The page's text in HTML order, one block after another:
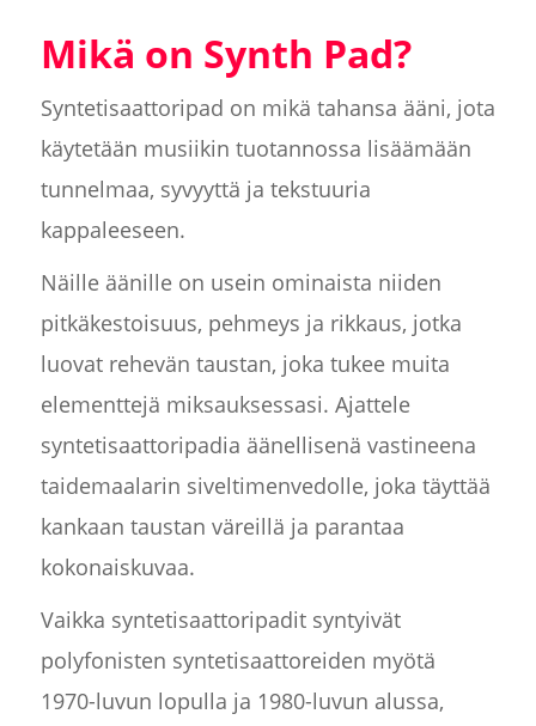
Mikä on Synth Pad?
Syntetisaattoripad on mikä tahansa ääni, jota
käytetään musiikin tuotannossa lisäämään
tunnelmaa, syvyyttä ja tekstuuria
kappaleeseen.
Näille äänille on usein ominaista niiden
pitkäkestoisuus, pehmeys ja rikkaus, jotka
luovat rehevän taustan, joka tukee muita
elementtejä miksauksessasi. Ajattele
syntetisaattoripadia äänellisenä vastineena
taidemaalarin siveltimenvedolle, joka täyttää
kankaan taustan väreillä ja parantaa
kokonaiskuvaa.
Vaikka syntetisaattoripadit syntyivät
polyfonisten syntetisaattoreiden myötä
1970-luvun lopulla ja 1980-luvun alussa,